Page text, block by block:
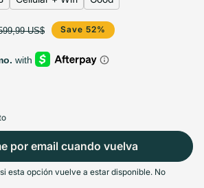
agotada o no disponible
Agotado
+20,00 US$
Variante agotada o no disponible
US$ Save 52%
por email cuando vuelva
esta opción vuelve a estar disponible. No